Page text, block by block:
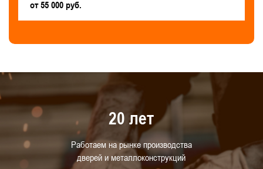
Черного цвета
Дизайнерские Для архивов
Временные Для логистического центра
Для баров, ресторанов и кафе
Для салонов красоты и парикмахерских
от 55 000 руб.
20 лет
Работаем на рынке производства
дверей и металлоконструкций